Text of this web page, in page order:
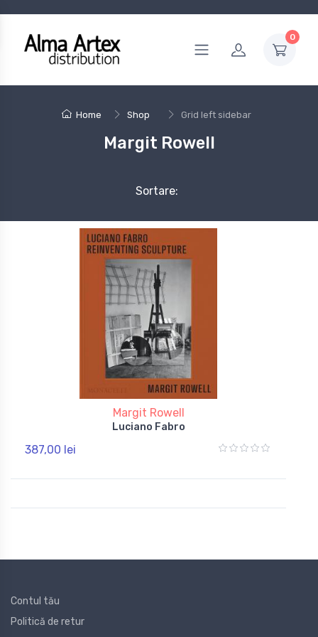
0
Home Shop Grid left sidebar
Margit Rowell
Sortare:
Margit Rowell
Luciano Fabro
387,00 lei
Contul tău
Politică de retur